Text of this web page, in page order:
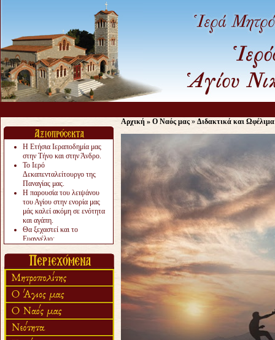
Η Ετήσια Ιεραποδημία μας
στην Τήνο και στην Άνδρο.
Το Ιερό
Δεκαπενταλείτουργο της
Παναγίας μας.
Η παρουσία του λειψάνου
του Αγίου στην ενορία μας
μάς καλεί ακόμη σε ενότητα
και αγάπη.
Θα ξεχαστεί και το
Ευαγγέλιο;
«πολύ αργά».
Ζητείται....
Αρχική » Ο Ναός μας » Διδακτικά και Ωφέλιμα